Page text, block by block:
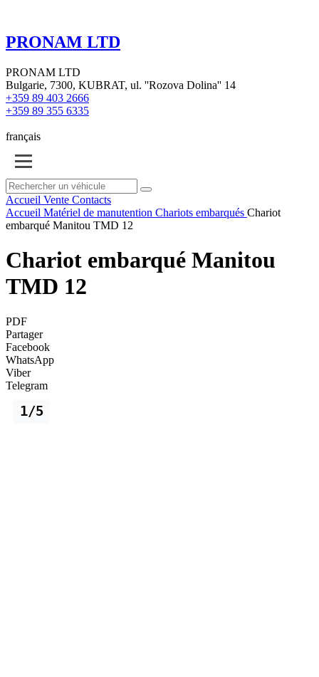
PRONAM LTD
PRONAM LTD
Bulgarie, 7300, KUBRAT, ul. ''Rozova Dolina'' 14
+359 89 403 2666
+359 89 355 6335
français
Accueil Vente Contacts
Accueil Matériel de manutention Chariots embarqués Chariot
embarqué Manitou TMD 12
Chariot embarqué Manitou
TMD 12
PDF
Partager
Facebook
WhatsApp
Viber
Telegram
1/5